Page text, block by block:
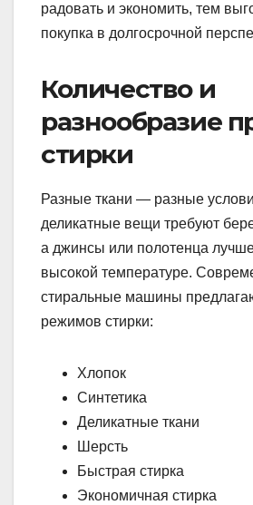
радовать и экономить, тем
покупка в долгосрочной
Количество и
разнообразие
стирки
Разные ткани — разные
деликатные вещи требуют
а джинсы или полотенца
высокой температуре.
стиральные машины
режимов стирки:
Хлопок
Синтетика
Деликатные ткани
Шерсть
Быстрая стирка
Экономичная стирка